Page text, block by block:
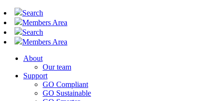
Search
Members Area
Search
Members Area
About
Our team
Support
GO Compliant
GO Sustainable